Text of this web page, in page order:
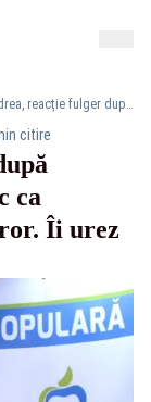
Elena Udrea, reacție fulger după desemnarea lui Eugen Tomac ca premier: „E convenabil tuturor. Îi urez succes!”
citire
ca
Îi urez